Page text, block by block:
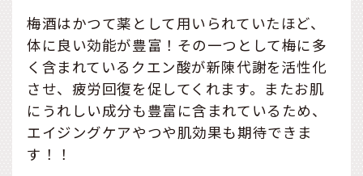
梅酒はかつて薬として用いられていたほど、
体に良い効能が豊富！その一つとして梅に多
く含まれているクエン酸が新陳代謝を活性化
させ、疲労回復を促してくれます。またお肌
にうれしい成分も豊富に含まれているため、
エイジングケアやつや肌効果も期待できま
す！！